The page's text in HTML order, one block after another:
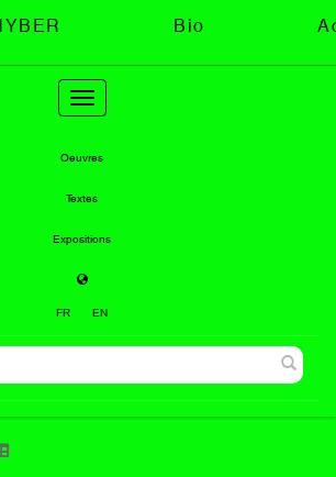
Bio
Toggle
navigation
Oeuvres
Textes
Expositions
FR EN